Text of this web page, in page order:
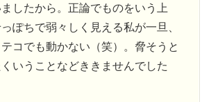
したから。正論でものをいう上
ぽちで弱々しく見える私が一旦、
コでも動かない（笑）。脅そうと
いうことなどききませんでした